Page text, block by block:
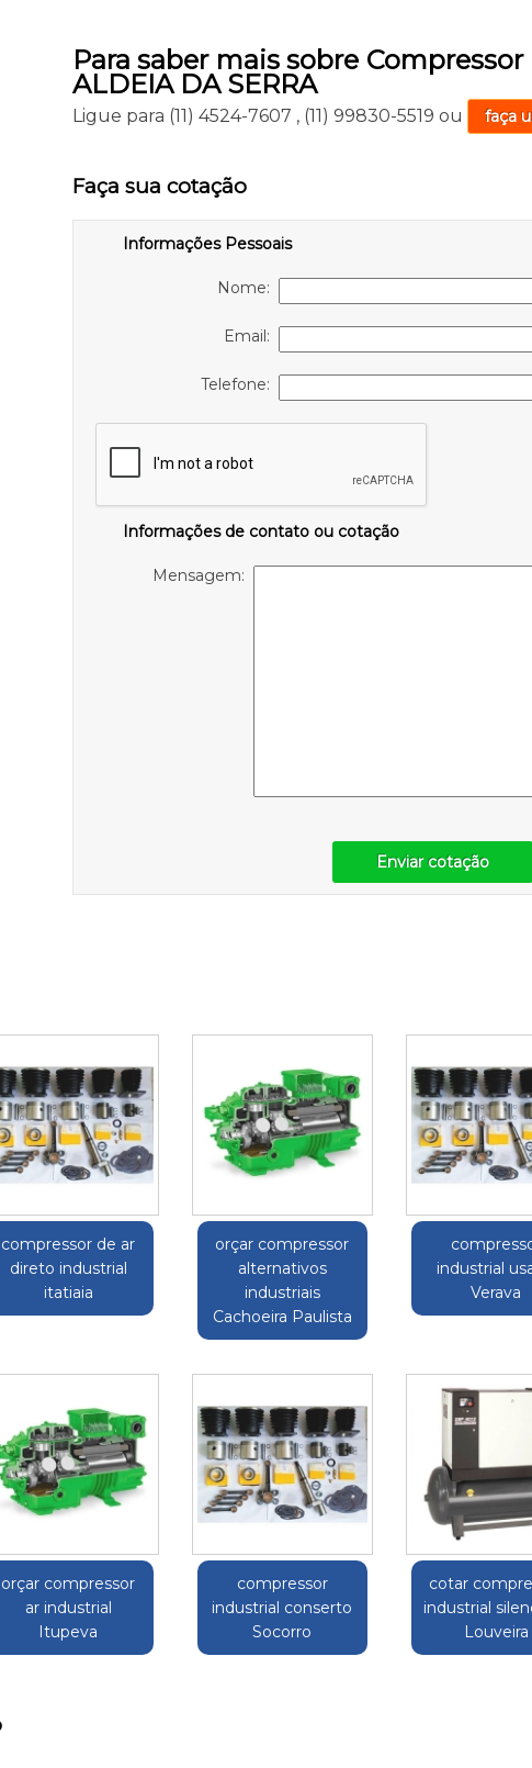
Para saber mais sobre
ALDEIA DA SERRA
Ligue para (11) 4524-7607 , (11) 99830-5519 ou faça
Faça sua cotação
Informações Pessoais
Nome:
Email:
Telefone:
Informações de contato ou cotação
Mensagem:
Enviar cotação
compressor de ar
direto industrial
itatiaia
orçar compressor
alternativos
industriais
Cachoeira Paulista
industrial
Verava
orçar compressor
ar industrial
Itupeva
compressor
industrial conserto
Socorro
cotar
industrial
Louveira